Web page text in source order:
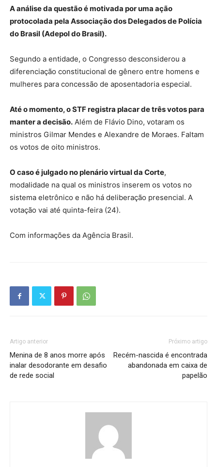
A análise da questão é motivada por uma ação
protocolada pela Associação dos Delegados de Polícia
do Brasil (Adepol do Brasil).
Segundo a entidade, o Congresso desconsiderou a
diferenciação constitucional de gênero entre homens e
mulheres para concessão de aposentadoria especial.
Até o momento, o STF registra placar de três votos para
manter a decisão. Além de Flávio Dino, votaram os
ministros Gilmar Mendes e Alexandre de Moraes. Faltam
os votos de oito ministros.
O caso é julgado no plenário virtual da Corte,
modalidade na qual os ministros inserem os votos no
sistema eletrônico e não há deliberação presencial. A
votação vai até quinta-feira (24).
Com informações da Agência Brasil.
Artigo anterior
Menina de 8 anos morre após
inalar desodorante em desafio
de rede social
Próximo artigo
Recém-nascida é encontrada
abandonada em caixa de
papelão